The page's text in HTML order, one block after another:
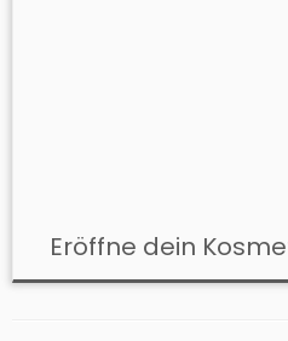
Eröffne dein